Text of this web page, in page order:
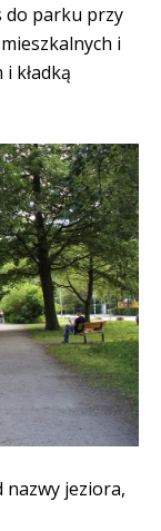
do parku przy
i
kładką
jeziora,